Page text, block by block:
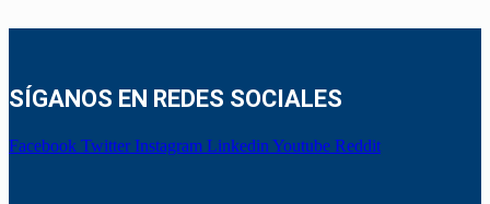
SÍGANOS EN REDES SOCIALES
Facebook Twitter Instagram Linkedin Youtube Reddit